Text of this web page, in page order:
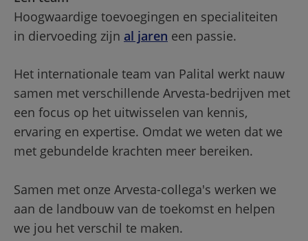
Hoogwaardige toevoegingen en specialiteiten
in diervoeding zijn al jaren een passie.
Het internationale team van Palital werkt nauw
samen met verschillende Arvesta-bedrijven met
een focus op het uitwisselen van kennis,
ervaring en expertise. Omdat we weten dat we
met gebundelde krachten meer bereiken.
Samen met onze Arvesta-collega's werken we
aan de landbouw van de toekomst en helpen
we jou het verschil te maken.